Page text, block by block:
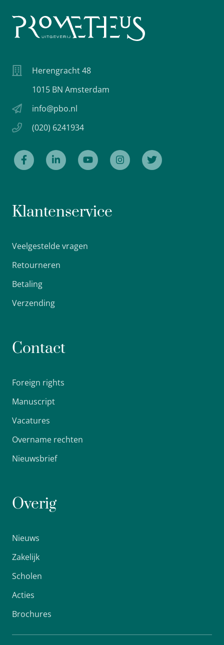
Herengracht 48
1015 BN Amsterdam
info@pbo.nl
(020) 6241934
Klantenservice
Veelgestelde vragen
Retourneren
Betaling
Verzending
Contact
Foreign rights
Manuscript
Vacatures
Overname rechten
Nieuwsbrief
Overig
Nieuws
Zakelijk
Scholen
Acties
Brochures